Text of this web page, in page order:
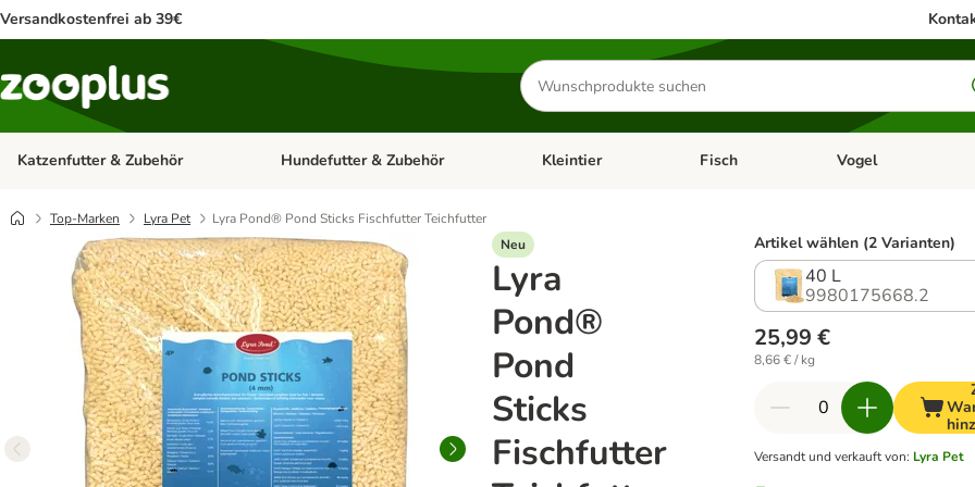
Versandkostenfrei ab 39€
Produkte
suchen
Katzenfutter & Zubehör Kategorie-Menü öffnen: Katzenfutter & Zubehör
Hundefutter & Zubehör Kategorie-Menü öffnen: Hundefutter & Zubehör
Kleintier Kategorie-Menü öffnen: Kleintier
Fisch Kategorie-Menü
Vogel
Top-Marken Lyra Pet
Lyra Pond® Pond Sticks Fischfutter Teichfutter
Neu
Lyra
Pond®
Pond
Sticks
Fischfutter
Artikel wählen (2 Varianten)
40 L
9980175668.2
25,99 €
8,66 € / kg
Versandt und verkauft von: Lyra Pet